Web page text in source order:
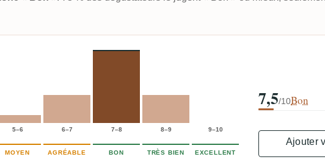
5–6 6–7 7–8 8–9 9–10
MOYEN AGRÉABLE BON TRÈS BIEN EXCELLENT
7,5/10Bon
Ajouter